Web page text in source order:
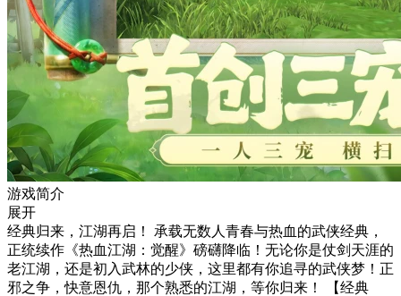
游戏简介
展开
经典归来，江湖再启！ 承载无数人青春与热血的武侠经典，
正统续作《热血江湖：觉醒》磅礴降临！无论你是仗剑天涯的
老江湖，还是初入武林的少侠，这里都有你追寻的武侠梦！正
邪之争，快意恩仇，那个熟悉的江湖，等你归来！ 【经典